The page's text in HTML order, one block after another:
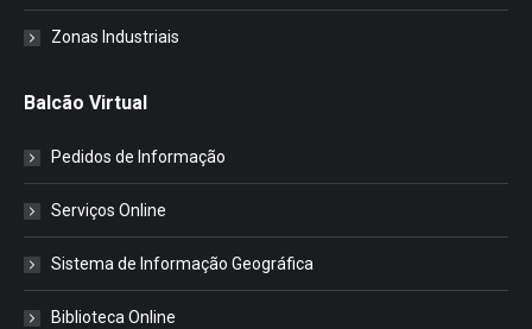
Zonas Industriais
Balcão Virtual
Pedidos de Informação
Serviços Online
Sistema de Informação Geográfica
Biblioteca Online